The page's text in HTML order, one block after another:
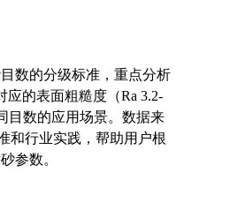
数的分级标准，重点分析
应的表面粗糙度（Ra 3.2-
目数的应用场景。数据来
和行业实践，帮助用户根
参数。